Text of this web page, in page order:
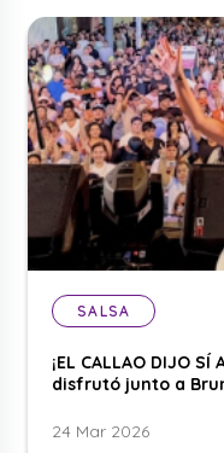
SALSA
¡EL CALLAO DIJO
disfrutó junto a
24 Mar 2026